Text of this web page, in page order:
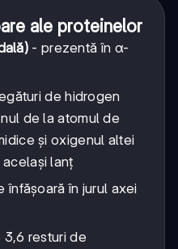
ale proteinelor
- prezentă în α-
de hidrogen
de la atomul de
și oxigenul altei
lanț
în jurul axei
3,6 resturi de